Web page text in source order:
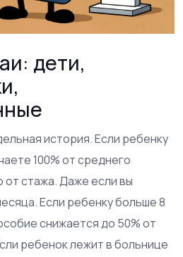
дети,
история. Если ребенку
100% от среднего
от стажа. Даже если вы
Если ребенку больше 8
снижается до 50% от
ребенок лежит в больнице